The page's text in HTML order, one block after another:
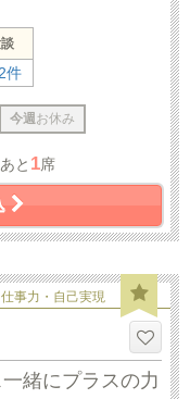
2件
今週 お休み
と 1席
仕事力・自己実現
緒にプラスの力